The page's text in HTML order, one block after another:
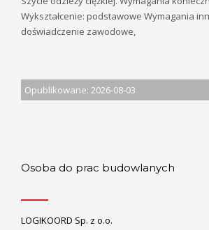
Wykształcenie: podstawowe Wymagania
doświadczenie zawodowe,
Opublikowane: 2026-08-03
Osoba do prac budowlanych
LOGIKOORD Sp. z o.o.